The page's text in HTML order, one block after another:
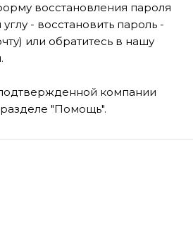
восстановления пароля
- восстановить пароль -
или обратитесь в нашу
компании
"Помощь".